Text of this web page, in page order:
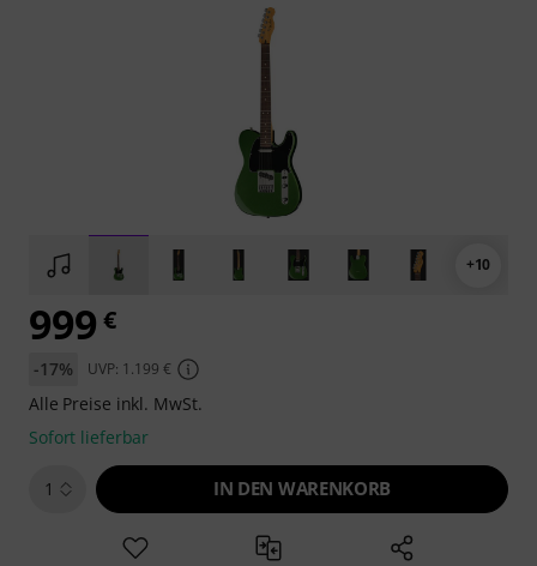
+10
999 €
-17% UVP: 1.199 €
Alle Preise inkl. MwSt.
Sofort lieferbar
1 IN DEN WARENKORB